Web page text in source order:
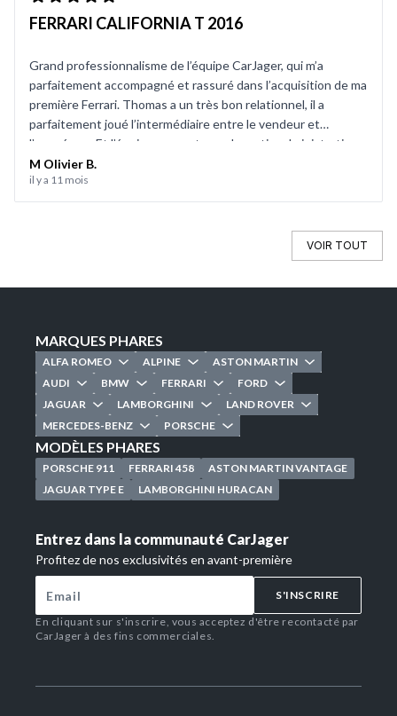
FERRARI CALIFORNIA T 2016
Grand professionnalisme de l’équipe CarJager, qui m’a
parfaitement accompagné et rassuré dans l’acquisition de ma
première Ferrari. Thomas a un très bon relationnel, il a
parfaitement joué l’intermédiaire entre le vendeur et
l’acquéreur. Et l’équipe support pour la partie administrative
(contrat, virements, carte grise) a été très efficace. Je
recommande !
M Olivier B.
il y a 11 mois
VOIR TOUT
MARQUES PHARES
ALFA ROMEO ALPINE
ASTON MARTIN
AUDI
BMW FERRARI
FORD
JAGUAR
LAMBORGHINI
LAND ROVER
MERCEDES-BENZ
PORSCHE
MODÈLES PHARES
PORSCHE 911 FERRARI 458
ASTON MARTIN VANTAGE
JAGUAR TYPE E
LAMBORGHINI HURACAN
Entrez dans la communauté CarJager
Profitez de nos exclusivités en avant-première
S'INSCRIRE
En cliquant sur s'inscrire, vous acceptez d'être recontacté par
CarJager à des fins commerciales.